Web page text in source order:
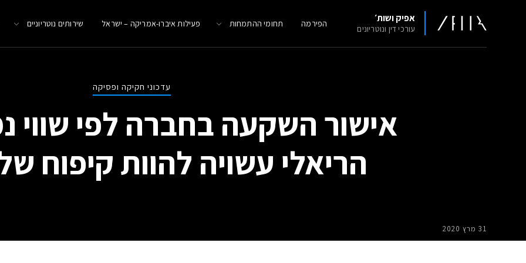
אפיק ושות׳
עורכי דין ונוטריונים הפירמה תחומי ההתמחות פעילות איברו-אמריקה – ישראל שירותים נוטריוניים
עדכוני חקיקה ופסיקה
אישור השקעה בחברה לפי שווי
הריאלי עשויה להוות קיפוח
31 מרץ 2020